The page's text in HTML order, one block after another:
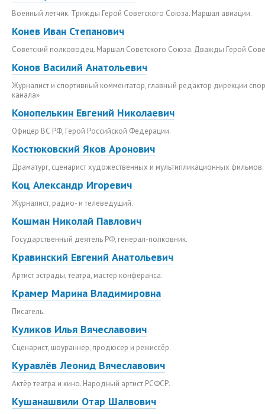
Военный летчик. Трижды Герой Советского Союза. Маршал авиации.
Конев Иван Степанович
Советский полководец. Маршал Советского Союза. Дважды Герой
Конов Василий Анатольевич
Журналист и спортивный комментатор, главный редактор дирекции
канала»
Конопелькин Евгений Николаевич
Офицер ВС РФ, Герой Российской Федерации.
Костюковский Яков Аронович
Драматург, сценарист художественных и мультипликационных фильмов.
Коц Александр Игоревич
Журналист, радио- и телеведущий.
Кошман Николай Павлович
Государственный деятель РФ, генерал-полковник.
Кравинский Евгений Анатольевич
Артист эстрады, театра, мастер конферанса.
Крамер Марина Владимировна
Писатель.
Куликов Илья Вячеславович
Сценарист, шоураннер, продюсер и режиссёр.
Куравлёв Леонид Вячеславович
Актёр театра и кино. Народный артист РСФСР.
Кушанашвили Отар Шалвович